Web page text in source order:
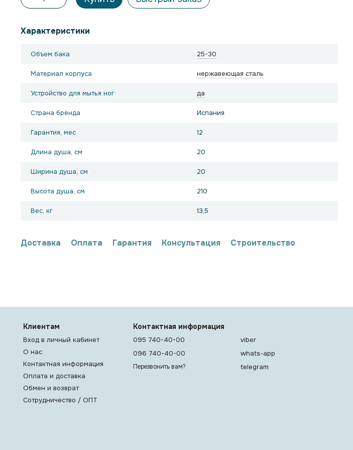
Характеристики
Объем бака 25-30
Материал корпуса нержавеющая сталь
Устройство для мытья ног да
Страна бренда Испания
Гарантия, мес 12
Длина душа, см 20
Ширина душа, см 20
Высота душа, см 210
Вес, кг 13,5
Доставка Оплата Гарантия Консультация Строительство
Клиентам
Вход в личный кабинет
О нас
Контактная информация
Оплата и доставка
Обмен и возврат
Сотрудничество / ОПТ
Контактная информация
095 740-40-00
096 740-40-00
Перезвонить вам?
viber
whats-app
telegram